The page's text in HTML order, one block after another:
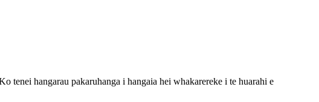
tenei hangarau pakaruhanga i hangaia hei whakarereke i te huarahi e